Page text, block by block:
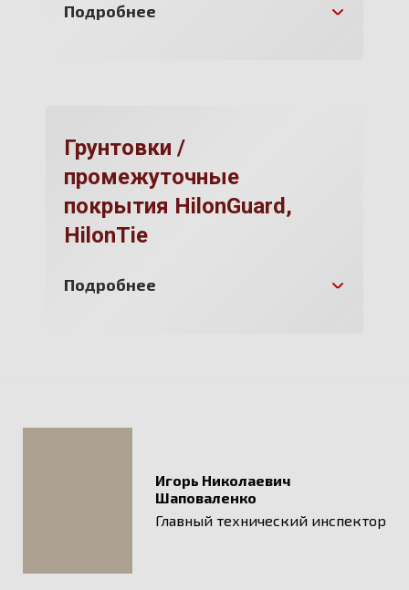
Подробнее
Грунтовки /
промежуточные
покрытия HilonGuard,
HilonTie
Подробнее
Игорь Николаевич
Шаповаленко
Главный технический инспектор